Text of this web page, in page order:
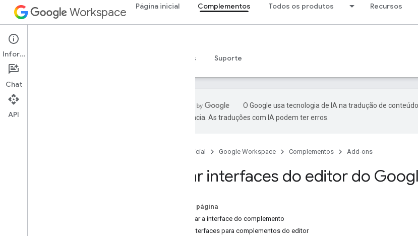
Workspace Página inicial Complementos Todos os produtos Recursos
Add-ons
Visão geral Exemplos Suporte
O Google usa tecnologia de IA na tradução de
preferência. As traduções com IA podem ter erros.
Página inicial Google Workspace Complementos Add-ons
Criar interfaces do editor do
Nesta página
Acessar a interface do complemento
Criar interfaces para complementos do editor
Informações
Chat
API